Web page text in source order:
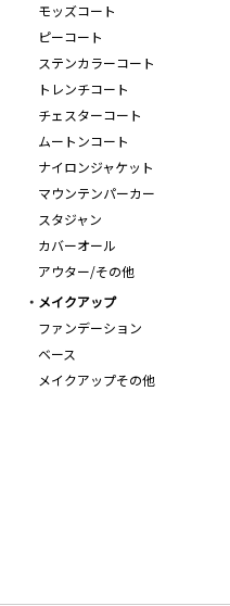
モッズコート
ピーコート
ステンカラーコート
トレンチコート
チェスターコート
ムートンコート
ナイロンジャケット
マウンテンパーカー
スタジャン
カバーオール
アウター/その他
メイクアップ
ファンデーション
ベース
メイクアップその他